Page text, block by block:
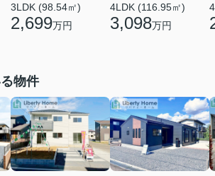
3LDK (98.54㎡)
2,699万円
4LDK (116.95㎡)
3,098万円
物件